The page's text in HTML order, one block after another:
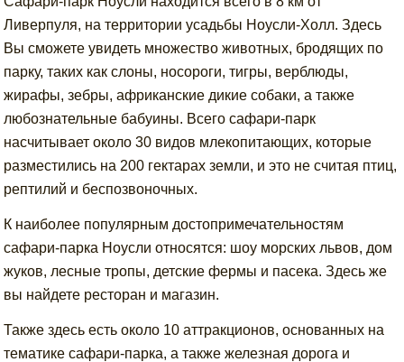
Ливерпуля, на территории усадьбы Ноусли-Холл. Здесь
Вы сможете увидеть множество животных, бродящих по
парку, таких как слоны, носороги, тигры, верблюды,
жирафы, зебры, африканские дикие собаки, а также
любознательные бабуины. Всего сафари-парк
насчитывает около 30 видов млекопитающих, которые
разместились на 200 гектарах земли, и это не считая птиц,
рептилий и беспозвоночных.
К наиболее популярным достопримечательностям
сафари-парка Ноусли относятся: шоу морских львов, дом
жуков, лесные тропы, детские фермы и пасека. Здесь же
вы найдете ресторан и магазин.
Также здесь есть около 10 аттракционов, основанных на
тематике сафари-парка, а также железная дорога и